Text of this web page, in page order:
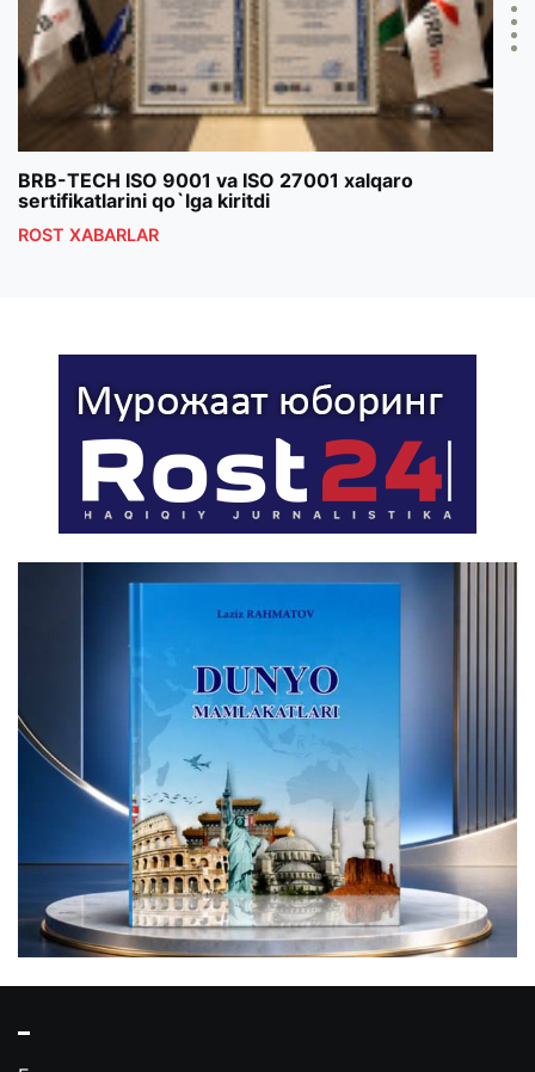
BRB-TECH ISO 9001 va ISO 27001 xalqaro
sertifikatlarini qo`lga kiritdi
ROST XABARLAR